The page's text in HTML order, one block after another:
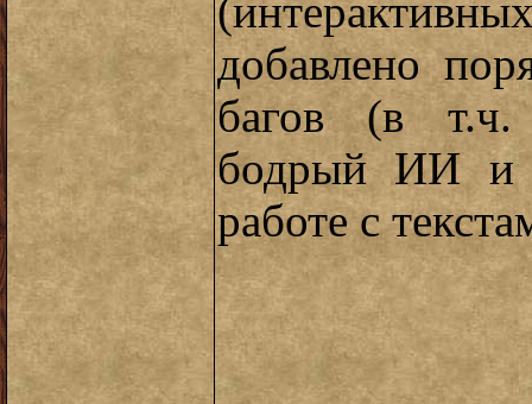
добавлено
багов (в
бодрый ИИ и
работе с